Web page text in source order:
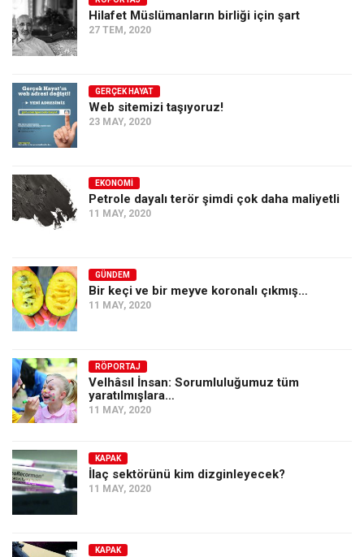
Ekonomi
Spor
Sağlık
Gıda-Beslenme
Türkiye
Siyaset
Dünya
Asya
Amerika
Avustralya
Tarih
Düşünce
Dosyalar
Hilafet Müslümanların birliği için şart
27 TEM, 2020
GERÇEK HAYAT
Web sitemizi taşıyoruz!
23 MAY, 2020
EKONOMI
Petrole dayalı terör şimdi çok daha maliyetli
11 MAY, 2020
GÜNDEM
Bir keçi ve bir meyve koronalı çıkmış…
11 MAY, 2020
RÖPORTAJ
Velhâsıl İnsan: Sorumluluğumuz tüm
yaratılmışlara…
11 MAY, 2020
KAPAK
İlaç sektörünü kim dizginleyecek?
11 MAY, 2020
KAPAK